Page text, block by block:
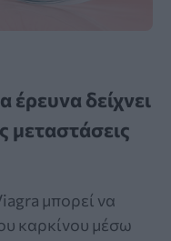
έρευνα δείχνει
μεταστάσεις
μπορεί να
καρκίνου μέσω